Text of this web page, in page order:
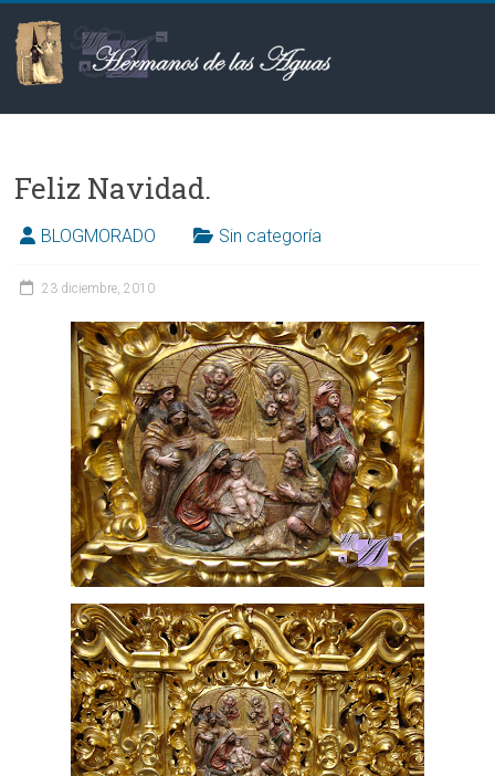
contenido
Hermanos
las
Aguas
Feliz Navidad.
BLOGMORADO Sin categoría
23 diciembre, 2010